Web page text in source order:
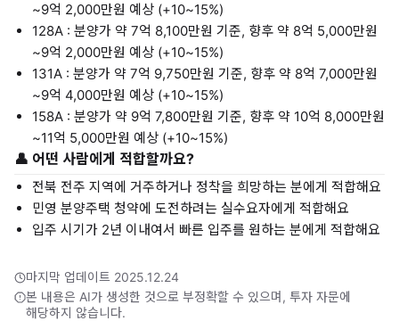
~9억 2,000만원 예상 (+10~15%)
128A : 분양가 약 7억 8,100만원 기준, 향후 약 8억 5,000만원
~9억 2,000만원 예상 (+10~15%)
131A : 분양가 약 7억 9,750만원 기준, 향후 약 8억 7,000만원
~9억 4,000만원 예상 (+10~15%)
158A : 분양가 약 9억 7,800만원 기준, 향후 약 10억 8,000만원
~11억 5,000만원 예상 (+10~15%)
👤 어떤 사람에게 적합할까요?
전북 전주 지역에 거주하거나 정착을 희망하는 분에게 적합해요
민영 분양주택 청약에 도전하려는 실수요자에게 적합해요
입주 시기가 2년 이내여서 빠른 입주를 원하는 분에게 적합해요
마지막 업데이트 2025.12.24
본 내용은 AI가 생성한 것으로 부정확할 수 있으며, 투자 자문에
해당하지 않습니다.